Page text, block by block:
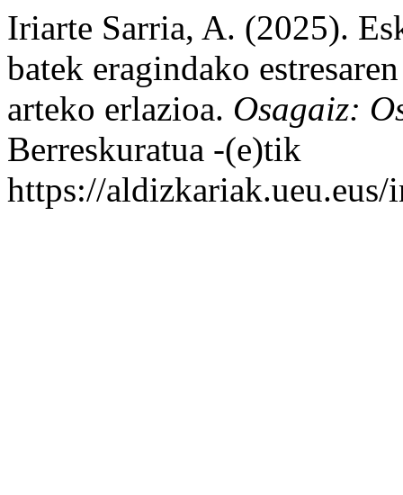
Iriarte Sarria, A. (2025).
batek eragindako
arteko erlazioa. Osagaiz:
Berreskuratua -(e)tik
https://